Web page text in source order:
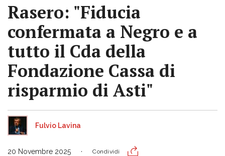
Rasero: "Fiducia
confermata a Negro e a
tutto il Cda della
Fondazione Cassa di
risparmio di Asti"
Fulvio Lavina
20 Novembre 2025 Condividi